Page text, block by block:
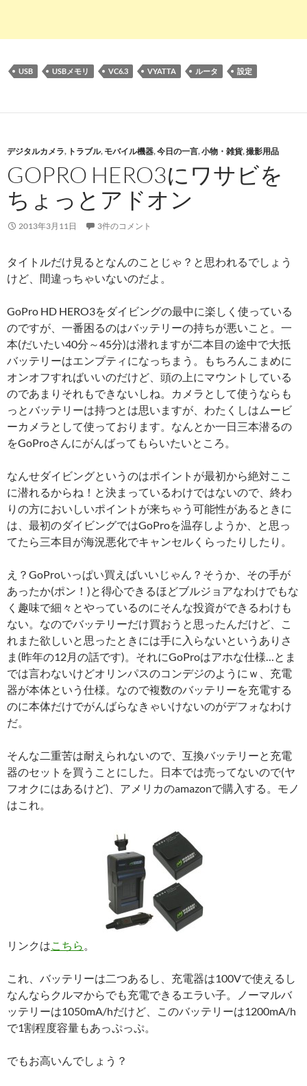
USB USBメモリ VC6.3 VYATTA ルータ 設定
デジタルカメラ, トラブル, モバイル機器,今日の一言,小物・雑貨,撮影用品
GOPRO HERO3にワサビを
ちょっとアドオン
2013年3月11日 3件のコメント
タイトルだけ見るとなんのことじゃ？と思われるでしょう
けど、間違っちゃいないのだよ。
GoPro HD HERO3をダイビングの最中に楽しく使っている
のですが、一番困るのはバッテリーの持ちが悪いこと。一
本(だいたい40分～45分)は潜れますが二本目の途中で大抵
バッテリーはエンプティになっちまう。もちろんこまめに
オンオフすればいいのだけど、頭の上にマウントしている
のであまりそれもできないしね。カメラとして使うならも
っとバッテリーは持つとは思いますが、わたくしはムービ
ーカメラとして使っております。なんとか一日三本潜るの
をGoProさんにがんばってもらいたいところ。
なんせダイビングというのはポイントが最初から絶対ここ
に潜れるからね！と決まっているわけではないので、終わ
りの方においしいポイントが来ちゃう可能性があるときに
は、最初のダイビングではGoProを温存しようか、と思っ
てたら三本目が海況悪化でキャンセルくらったりしたり。
え？GoProいっぱい買えばいいじゃん？そうか、その手が
あったか(ポン！)と得心できるほどブルジョアなわけでもな
く趣味で細々とやっているのにそんな投資ができるわけも
ない。なのでバッテリーだけ買おうと思ったんだけど、こ
れまた欲しいと思ったときには手に入らないというありさ
ま(昨年の12月の話です)。それにGoProはアホな仕様…とま
では言わないけどオリンパスのコンデジのようにｗ、充電
器が本体という仕様。なので複数のバッテリーを充電する
のに本体だけでがんばらなきゃいけないのがデフォなわけ
だ。
そんな二重苦は耐えられないので、互換バッテリーと充電
器のセットを買うことにした。日本では売ってないので(ヤ
フオクにはあるけど)、アメリカのamazonで購入する。モノ
はこれ。
リンクはこちら 。
これ、バッテリーは二つあるし、充電器は100Vで使えるし
なんならクルマからでも充電できるエラい子。ノーマルバ
ッテリーは1050mA/hだけど、このバッテリーは1200mA/h
で1割程度容量もあっぷっぷ。
でもお高いんでしょう？